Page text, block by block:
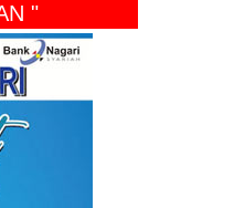
" IKLAN "